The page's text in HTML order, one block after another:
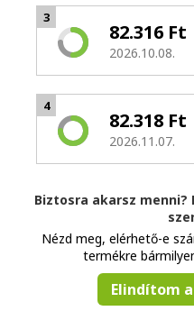
3
82.316 Ft
2026.10.08.
4
82.318 Ft
2026.11.07.
Biztosra akarsz
Nézd meg, elérhető-e
termékre
Elindítom